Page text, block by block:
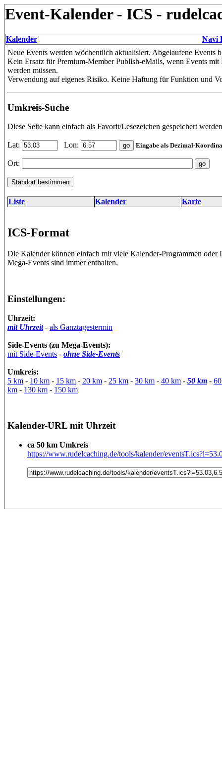
Event-Kalender - ICS -
Kalender
Navi
Neue Events werden wöchentlich aktualisiert. Abgelaufene Events
Kein Ersatz für Premium-Member Publish-eMails, wenn Events
werden müssen.
Verwendung auf eigenes Risiko. Keine Haftung für Funktion und
Umkreis-Suche
Diese Seite kann einfach als Favorit/Lesezeichen gespeichert
Lat: Lon: Eingabe als Dezimal-
Ort:
Liste Kalender Karte
ICS-Format
Die Kalender können einfach mit viele Kalender-Programmen oder
Mega-Events sind immer enthalten.
Einstellungen:
Uhrzeit:
mit Uhrzeit- als Ganztagestermin
Side-Events (zu Mega-Events):
mit Side-Events - ohne Side-Events
Umkreis:
5 km - 10 km - 15 km - 20 km - 25 km - 30 km - 40 km - 50 km -
km - 130 km - 150 km
Kalender-URL mit Uhrzeit
ca 50 km Umkreis
https://www.rudelcaching.de/tools/kalender/